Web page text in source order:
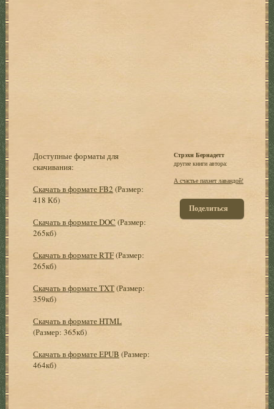
Доступные форматы для
скачивания:
Скачать в формате FB2 (Размер:
418 Кб)
Скачать в формате DOC (Размер:
265кб)
Скачать в формате RTF(Размер:
265кб)
Скачать в формате TXT(Размер:
359кб)
Скачать в формате HTML
(Размер: 365кб)
Скачать в формате EPUB (Размер:
464кб)
Стрэхн Бернадетт
другие книги автора:
А счастье пахнет лавандой!
Поделиться